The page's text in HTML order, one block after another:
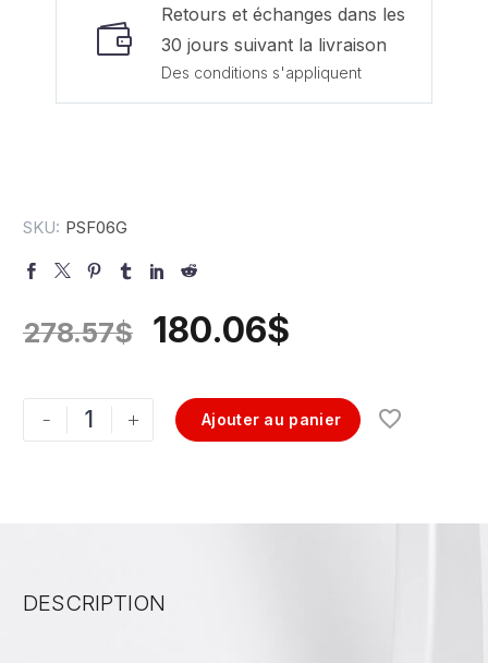
Retours et échanges dans les
30 jours suivant la livraison
Des conditions s'appliquent
SKU: PSF06G
278.57$ 180.06$
- + Ajouter au panier
DESCRIPTION